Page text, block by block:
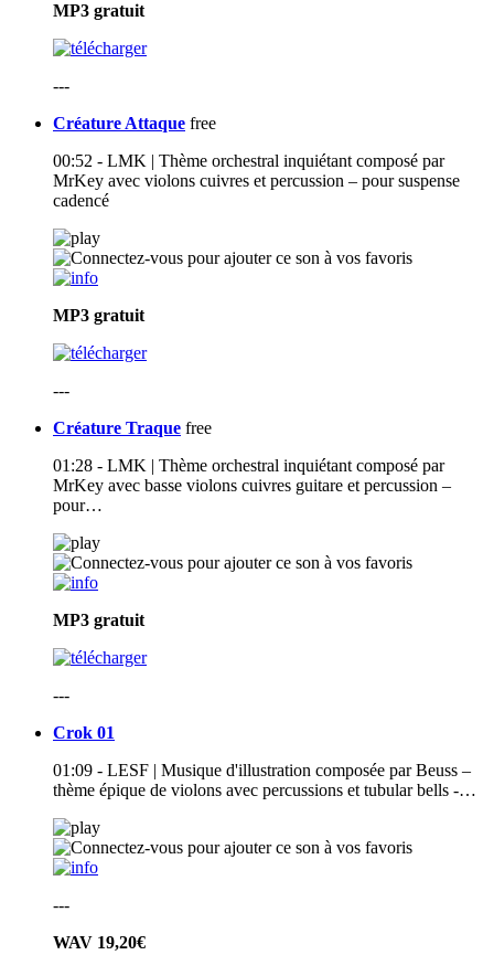
MP3 gratuit
---
Créature Attaque free
00:52 - LMK | Thème orchestral inquiétant composé par
MrKey avec violons cuivres et percussion – pour suspense
cadencé
MP3 gratuit
---
Créature Traque free
01:28 - LMK | Thème orchestral inquiétant composé par
MrKey avec basse violons cuivres guitare et percussion –
pour…
MP3 gratuit
---
Crok 01
01:09 - LESF | Musique d'illustration composée par Beuss –
thème épique de violons avec percussions et tubular bells -…
---
WAV 19,20€